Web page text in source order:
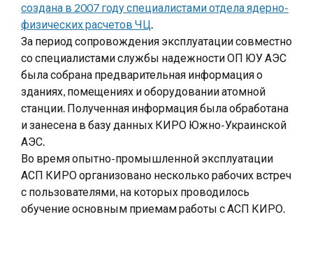
создана в 2007 году специалистами отдела ядерно-
физических расчетов ЧЦ.
За период сопровождения эксплуатации совместно
со специалистами службы надежности ОП ЮУ АЭС
была собрана предварительная информация о
зданиях, помещениях и оборудовании атомной
станции. Полученная информация была обработана
и занесена в базу данных КИРО Южно-Украинской
АЭС.
Во время опытно-промышленной эксплуатации
АСП КИРО организовано несколько рабочих встреч
с пользователями, на которых проводилось
обучение основным приемам работы с АСП КИРО.